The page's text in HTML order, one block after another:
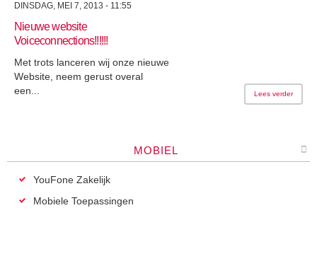
DINSDAG, MEI 7, 2013 - 11:55
Nieuwe website
Voiceconnections!!!!!!
Met trots lanceren wij onze nieuwe
Website, neem gerust overal
een...
Lees verder
MOBIEL
YouFone Zakelijk
Mobiele Toepassingen